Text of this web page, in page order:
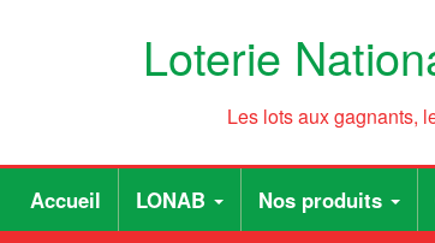
Loterie
Les lots aux gagnants,
Accueil LONAB Nos produits